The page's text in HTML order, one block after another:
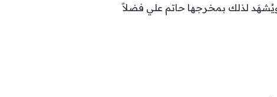
ويُشهَد لذلك بمخرجها حاتم علي فضلاً